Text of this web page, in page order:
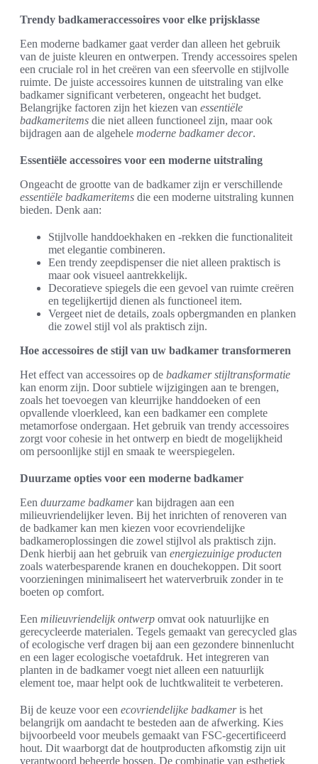
Trendy badkameraccessoires voor elke prijsklasse
Een moderne badkamer gaat verder dan alleen het gebruik
van de juiste kleuren en ontwerpen. Trendy accessoires spelen
een cruciale rol in het creëren van een sfeervolle en stijlvolle
ruimte. De juiste accessoires kunnen de uitstraling van elke
badkamer significant verbeteren, ongeacht het budget.
Belangrijke factoren zijn het kiezen van essentiële
badkameritems die niet alleen functioneel zijn, maar ook
bijdragen aan de algehele moderne badkamer decor.
Essentiële accessoires voor een moderne uitstraling
Ongeacht de grootte van de badkamer zijn er verschillende
essentiële badkameritems die een moderne uitstraling kunnen
bieden. Denk aan:
Stijlvolle handdoekhaken en -rekken die functionaliteit
met elegantie combineren.
Een trendy zeepdispenser die niet alleen praktisch is
maar ook visueel aantrekkelijk.
Decoratieve spiegels die een gevoel van ruimte creëren
en tegelijkertijd dienen als functioneel item.
Vergeet niet de details, zoals opbergmanden en planken
die zowel stijl vol als praktisch zijn.
Hoe accessoires de stijl van uw badkamer transformeren
Het effect van accessoires op de badkamer stijltransformatie
kan enorm zijn. Door subtiele wijzigingen aan te brengen,
zoals het toevoegen van kleurrijke handdoeken of een
opvallende vloerkleed, kan een badkamer een complete
metamorfose ondergaan. Het gebruik van trendy accessoires
zorgt voor cohesie in het ontwerp en biedt de mogelijkheid
om persoonlijke stijl en smaak te weerspiegelen.
Duurzame opties voor een moderne badkamer
Een duurzame badkamerkan bijdragen aan een
milieuvriendelijker leven. Bij het inrichten of renoveren van
de badkamer kan men kiezen voor ecovriendelijke
badkameroplossingen die zowel stijlvol als praktisch zijn.
Denk hierbij aan het gebruik van energiezuinige producten
zoals waterbesparende kranen en douchekoppen. Dit soort
voorzieningen minimaliseert het waterverbruik zonder in te
boeten op comfort.
Een milieuvriendelijk ontwerp omvat ook natuurlijke en
gerecycleerde materialen. Tegels gemaakt van gerecycled glas
of ecologische verf dragen bij aan een gezondere binnenlucht
en een lager ecologische voetafdruk. Het integreren van
planten in de badkamer voegt niet alleen een natuurlijk
element toe, maar helpt ook de luchtkwaliteit te verbeteren.
Bij de keuze voor een ecovriendelijke badkameris het
belangrijk om aandacht te besteden aan de afwerking. Kies
bijvoorbeeld voor meubels gemaakt van FSC-gecertificeerd
hout. Dit waarborgt dat de houtproducten afkomstig zijn uit
verantwoord beheerde bossen. De combinatie van esthetiek